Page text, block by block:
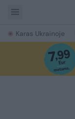
Karas Ukrainoje